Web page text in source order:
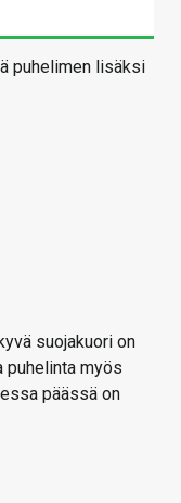
puhelimen lisäksi
suojakuori on
puhelinta myös
päässä on